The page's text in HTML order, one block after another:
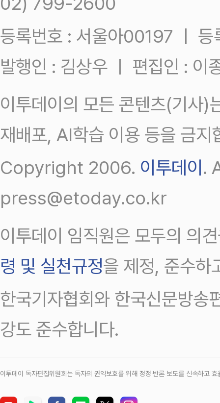
등록번호 : 서울아00197 ㅣ
발행인 : 김상우 ㅣ 편집인 : 이
이투데이의 모든 콘텐츠(기사)
재배포, AI학습 이용 등을 금지
Copyright 2006. 이투데이.
press@etoday.co.kr
이투데이 임직원은 모두의 의
령 및 실천규정을 제정, 준수하
한국기자협회와 한국신문방송
강도 준수합니다.
이투데이 독자편집위원회는 독자의 권익보호를 위해 정정‧반론 보도를 신속하고